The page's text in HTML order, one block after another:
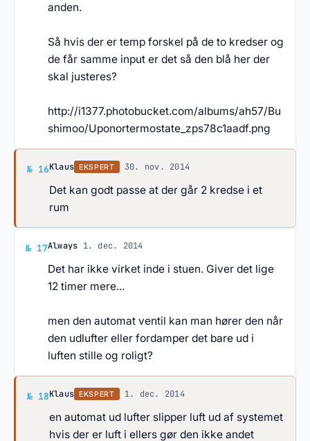
anden.
Så hvis der er temp forskel på de to kredser og
de får samme input er det så den blå her der
skal justeres?
http://i1377.photobucket.com/albums/ah57/Bu
shimoo/Uponortermostate_zps78c1aadf.png
№ 16Svar af Klaus
Klaus EKSPERT 30. nov. 2014
Det kan godt passe at der går 2 kredse i et
rum
№ 17Svar af Always
Always· 1. dec. 2014
Det har ikke virket inde i stuen. Giver det lige
12 timer mere...
men den automat ventil kan man hører den når
den udlufter eller fordamper det bare ud i
luften stille og roligt?
№ 18Svar af Klaus
Klaus EKSPERT 1. dec. 2014
en automat ud lufter slipper luft ud af systemet
hvis der er luft i ellers gør den ikke andet